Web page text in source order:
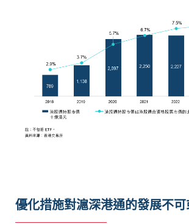
優化措施對滬深港通的發展不可